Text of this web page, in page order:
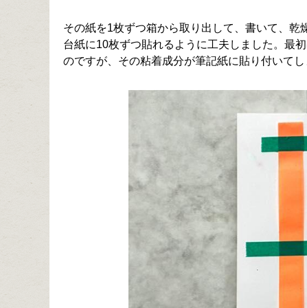
その紙を1枚ずつ箱から取り出して、書いて、
台紙に10枚ずつ貼れるように工夫しました。最
のですが、その粘着成分が筆記紙に貼り付いて